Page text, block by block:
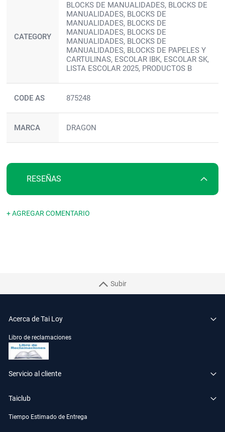
CATEGORY
BLOCKS DE MANUALIDADES, BLOCKS DE
MANUALIDADES, BLOCKS DE
MANUALIDADES, BLOCKS DE
MANUALIDADES, BLOCKS DE
MANUALIDADES, BLOCKS DE
MANUALIDADES, BLOCKS DE PAPELES Y
CARTULINAS, ESCOLAR IBK, ESCOLAR SK,
LISTA ESCOLAR 2025, PRODUCTOS B
CODE AS 875248
MARCA DRAGON
RESEÑAS
+ AGREGAR COMENTARIO
Subir
Acerca de Tai Loy
Libro de reclamaciones
Servicio al cliente
Taiclub
Tiempo Estimado de Entrega